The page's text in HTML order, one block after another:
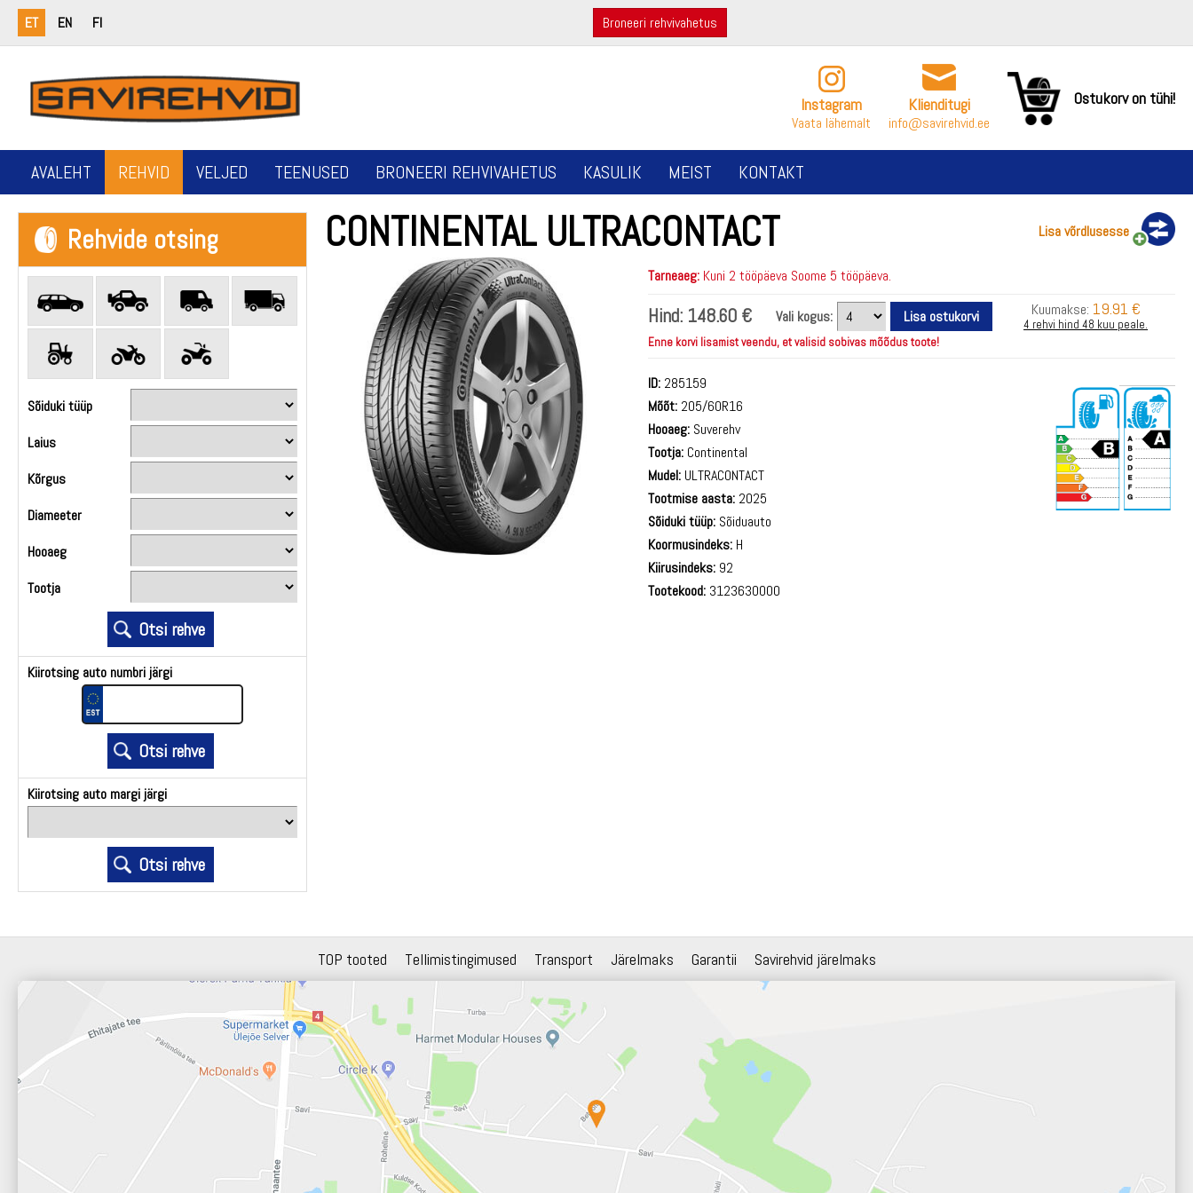
ET EN FI Broneeri rehvivahetus
Instagram
Vaata lähemalt
Klienditugi
info@savirehvid.ee
Ostukorv on tühi!
AVALEHT REHVID VELJED TEENUSED BRONEERI REHVIVAHETUS KASULIK MEIST KONTAKT
Rehvide otsing
Sõiduki tüüp
Laius
Kõrgus
Diameeter
Hooaeg
Tootja
Kiirotsing auto numbri järgi
Kiirotsing auto margi järgi
CONTINENTAL ULTRACONTACT Lisa võrdlusesse
Tarneaeg: Kuni 2 tööpäeva Soome 5 tööpäeva.
Hind: 148.60 € Vali kogus: Kuumakse: 19.91 €
4 rehvi hind 48 kuu peale.
Enne korvi lisamist veendu, et valisid sobivas mõõdus toote!
ID: 285159
Mõõt: 205/60R16
Hooaeg: Suverehv
Tootja: Continental
Mudel: ULTRACONTACT
Tootmise aasta: 2025
Sõiduki tüüp: Sõiduauto
Koormusindeks: H
Kiirusindeks: 92
Tootekood: 3123630000
TOP tooted Tellimistingimused Transport Järelmaks Garantii Savirehvid järelmaks